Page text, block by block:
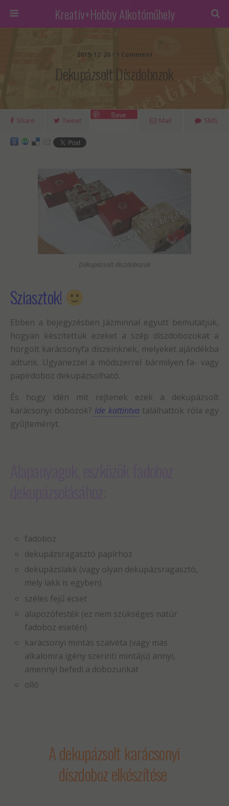
Kreatív+Hobby Alkotóműhely
2015-12-20 • 1 Comment
Dekupázsolt Díszdobozok
Share Tweet
Save
Mail SMS
Dekupázsolt díszdobozok
Sziasztok!
Ebben a bejegyzésben Jázminnal együtt bemutatjuk,
hogyan készítettük ezeket a szép díszdobozokat a
horgolt karácsonyfa díszeinknek, melyeket ajándékba
adtunk. Ugyanezzel a módszerrel bármilyen fa- vagy
papírdoboz dekupázsolható.
És hogy idén mit rejtenek ezek a dekupázsolt
karácsonyi dobozok? Ide kattintvatalálhattok róla egy
gyűjteményt.
fadoboz
dekupázsragasztó papírhoz
dekupázslakk (vagy olyan dekupázsragasztó,
mely lakk is egyben)
széles fejű ecset
alapozófesték (ez nem szükséges natúr
fadoboz esetén)
karácsonyi mintás szalvéta (vagy más
alkalomra igény szerinti mintájú) annyi,
amennyi befedi a dobozunkat
olló
A dekupázsolt karácsonyi
díszdoboz elkészítése